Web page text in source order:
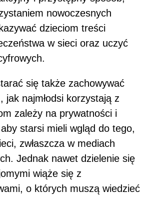
nowoczesnych
dzieciom treści
w sieci oraz uczyć
się także zachowywać
jak najmłodsi korzystają z
zależy na prywatności i
starsi mieli wgląd do tego,
zwłaszcza w mediach
Jednak nawet dzielenie się
wiąże się z
o których muszą wiedzieć